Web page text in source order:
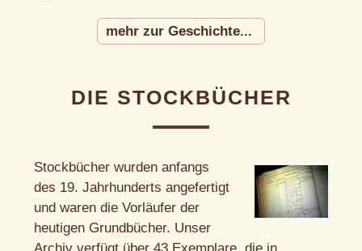
mehr zur Geschichte...
DIE STOCKBÜCHER
Stockbücher wurden anfangs
des 19. Jahrhunderts angefertigt
und waren die Vorläufer der
heutigen Grundbücher. Unser
Archiv verfügt über 43 Exemplare, die in